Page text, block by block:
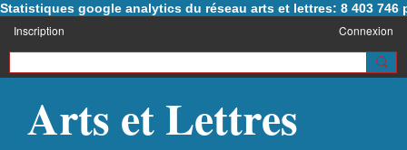
Statistiques google analytics du réseau arts et lettres: 8 403 746
Inscription Connexion
Arts et Lettres